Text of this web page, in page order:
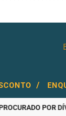
/
POR DÍVIDA